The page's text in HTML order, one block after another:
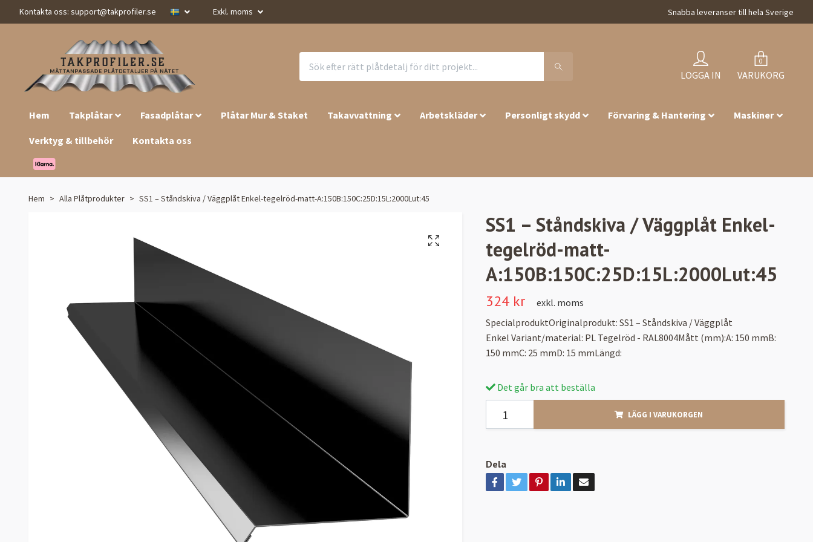
Kontakta oss: support@takprofiler.se Exkl. moms Snabba leveranser till hela Sverige
LOGGA IN
0
VARUKORG
Hem Takplåtar Fasadplåtar Plåtar Mur & Staket Takavvattning Arbetskläder Personligt skydd Förvaring & Hantering Maskiner
Verktyg & tillbehör Kontakta oss
Hem Alla Plåtprodukter SS1 – Ståndskiva / Väggplåt Enkel-tegelröd-matt-A:150B:150C:25D:15L:2000Lut:45
SS1 – Ståndskiva / Väggplåt Enkel-
tegelröd-matt-
A:150B:150C:25D:15L:2000Lut:45
324 kr
exkl. moms
SpecialproduktOriginalprodukt: SS1 – Ståndskiva / Väggplåt
Enkel Variant/material: PL Tegelröd - RAL8004Mått (mm):A: 150 mmB:
150 mmC: 25 mmD: 15 mmLängd:
Det går bra att beställa
LÄGG I VARUKORGEN
Dela